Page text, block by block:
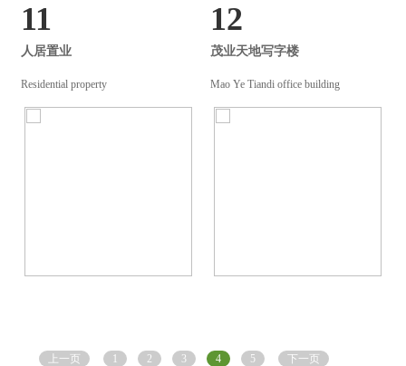
11
人居置业
Residential property
12
茂业天地写字楼
Mao Ye Tiandi office building
上一页 1 2 3 4 5 下一页